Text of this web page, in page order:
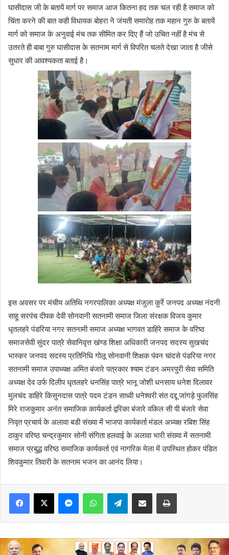
घासीदास जी के बतायें मार्ग पर समाज आज कितना हद तक चल रही है समाज को
चिंता करने की बात कही विधायक बोहरा ने जंयती समारोह तक महान गुरु के बतायें
मार्ग को समाज के अनुवाई मंच तक सीमित कर दिए हैं जो उचित नहीं है मंच से
उतरते ही बाबा गुरु घासीदास के सतनाम मार्ग से विपरित चलते देखा जाता है जीसे
सुधार की आवश्यकता बताई है।
इस अवसर पर मंचीय अतिथि नगरपालिका अध्यक्ष मंजुला कुर्रे जनपद अध्यक्ष नंदनी
साहू सरपंच दीपक देवी सोनवानी सतनामी समाज जिला संरक्षक विजय कुमार
धृतलहरे पंडरिया नगर सतनामी समाज अध्यक्ष भागवत डाहिरे समाज के वरिष्ठ
समाजसेवी सुंदर पात्रे सेवानिवृत्त खंण्ड शिक्षा अधिकारी जनपद सदस्य सुखचंद
भास्कर जनपद सदस्य प्रतिनिधि गोलू सोनवानी शिक्षक पंवन चांदसे पंडरिया नगर
सतनामी समाज उपाध्यक्ष अमित बंजारे पत्रकार श्याम टंडन अमरपुरी सेवा समिति
अध्यक्ष देव उर्फ दिलीप धृतलहरे धनसिंह पात्रे भानू जोशी धनसाय धनेश दिलावर
मुलचंद डाहिरे किसुनदास पात्रे पदम टंडन साध्वी धनेश्वरी संत दद्दू जांगड़े फुलसिंह
मिरे राजकुमार अनंत समाजिक कार्यकर्ता द्वरिका बंजारे वकिल सी पी बंजारे सेवा
निवृत प्रचार्य के अलावा बडी संख्या में भाजपा कार्यकर्ता मंडल अध्यक्ष रबिश सिंह
ठाकुर वरिष्ठ चन्द्रकुमार सोनी संगिता हलवाई के अलावा भारी संख्या में सतनामी
समाज प्रबुद्ध वरिष्ठ समाजिक कार्यकर्ता एवं नागरिक मेला में उपस्थित होकर पंडित
शिवकुमार तिवारी के सतनाम भजन का आनंद लिया।
Telegram